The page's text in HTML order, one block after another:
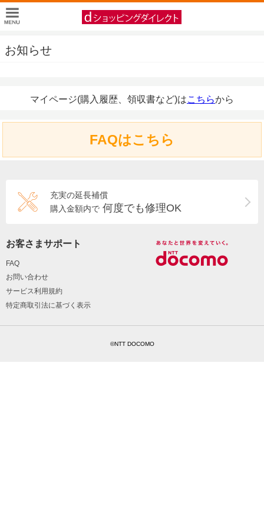
お知らせ
マイページ(購入履歴、領収書など)はこちらから
FAQはこちら
充実の延長補償
購入金額内で 何度でも修理OK
お客さまサポート
FAQ
お問い合わせ
サービス利用規約
特定商取引法に基づく表示
©NTT DOCOMO